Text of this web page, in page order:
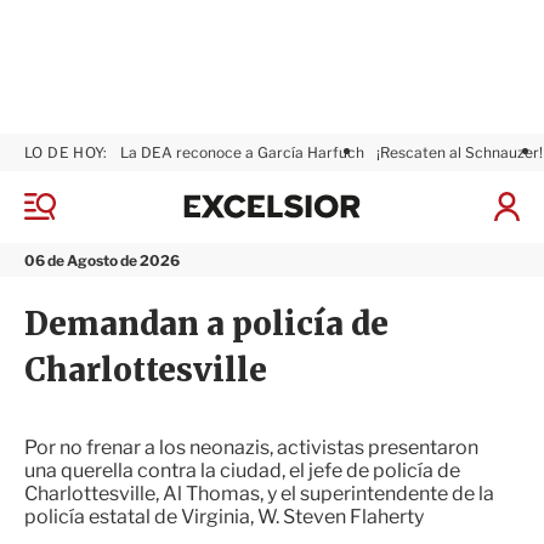
M
n
06 de Agosto de 2026
LO DE HOY: La DEA reconoce a García Harfuch ¡Rescaten al Schnauzer!
I
x
s
i
Demandan a policía de
Charlottesville
Por no frenar a los neonazis, activistas presentaron
una querella contra la ciudad, el jefe de policía de
Charlottesville, Al Thomas, y el superintendente de la
policía estatal de Virginia, W. Steven Flaherty